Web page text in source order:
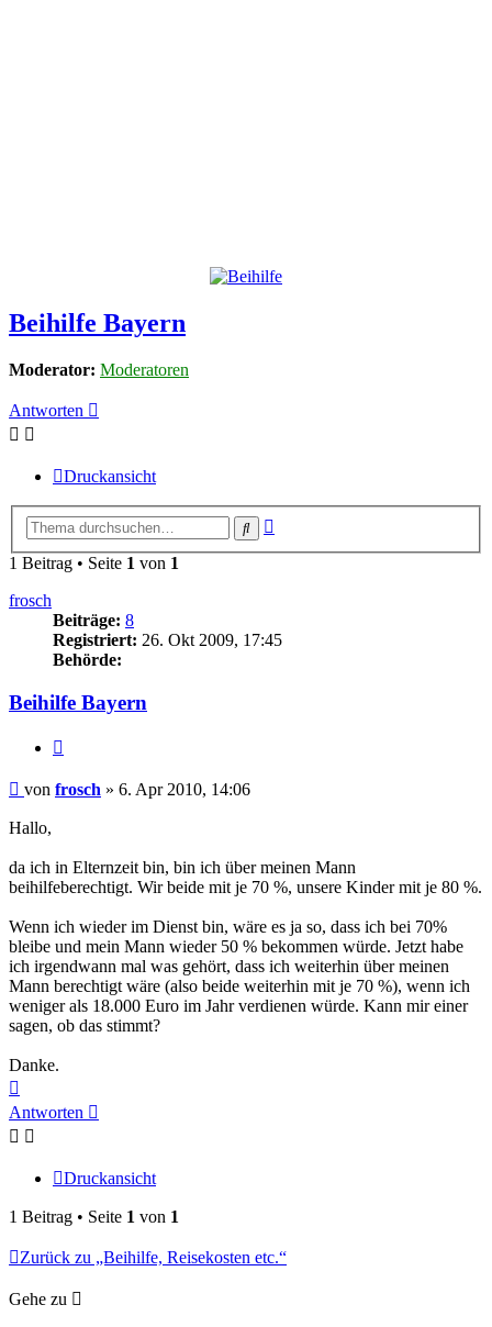
Beihilfe Bayern
Moderator: Moderatoren
Antworten
Druckansicht
Suche
1 Beitrag • Seite 1 von 1
frosch
Beiträge: 8
Registriert: 26. Okt 2009, 17:45
Behörde:
Beihilfe Bayern
Beitrag
von frosch » 6. Apr 2010, 14:06
Hallo,
da ich in Elternzeit bin, bin ich über meinen Mann
beihilfeberechtigt. Wir beide mit je 70 %, unsere Kinder mit je 80 %.
Wenn ich wieder im Dienst bin, wäre es ja so, dass ich bei 70%
bleibe und mein Mann wieder 50 % bekommen würde. Jetzt habe
ich irgendwann mal was gehört, dass ich weiterhin über meinen
Mann berechtigt wäre (also beide weiterhin mit je 70 %), wenn ich
weniger als 18.000 Euro im Jahr verdienen würde. Kann mir einer
sagen, ob das stimmt?
Danke.
oben
Antworten
Druckansicht
1 Beitrag • Seite 1 von 1
Zurück zu „Beihilfe, Reisekosten etc.“
Gehe zu